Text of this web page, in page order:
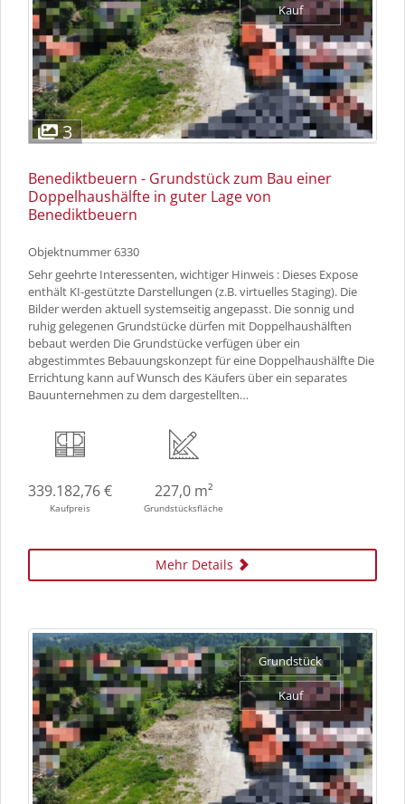
3
Kauf
Benediktbeuern - Grundstück zum Bau einer
Doppelhaushälfte in guter Lage von
Benediktbeuern
Objektnummer6330
Sehr geehrte Interessenten, wichtiger Hinweis : Dieses Expose
enthält KI-gestützte Darstellungen (z.B. virtuelles Staging). Die
Bilder werden aktuell systemseitig angepasst. Die sonnig und
ruhig gelegenen Grundstücke dürfen mit Doppelhaushälften
bebaut werden Die Grundstücke verfügen über ein
abgestimmtes Bebauungskonzept für eine Doppelhaushälfte Die
Errichtung kann auf Wunsch des Käufers über ein separates
Bauunternehmen zu dem dargestellten…
339.182,76 €
Kaufpreis
227,0 m²
Grundstücksfläche
Mehr Details
Grundstück
Kauf